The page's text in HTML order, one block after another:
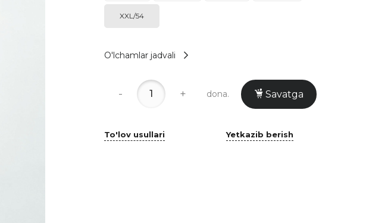
XXL/54
O'lchamlar jadvali
- + dona. Savatga
To'lov usullari Yetkazib berish